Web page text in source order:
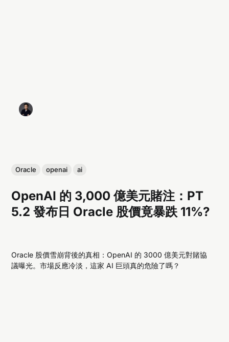
Oracle openai ai
OpenAI 的 3,000 億美元賭注：PT
5.2 發布日 Oracle 股價竟暴跌 11%?
Oracle 股價雪崩背後的真相：OpenAI 的 3000 億美元對賭協
議曝光。市場反應冷淡，這家 AI 巨頭真的危險了嗎？